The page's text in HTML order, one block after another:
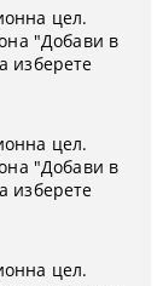
цел.
"Добави в
изберете
цел.
"Добави в
изберете
цел.